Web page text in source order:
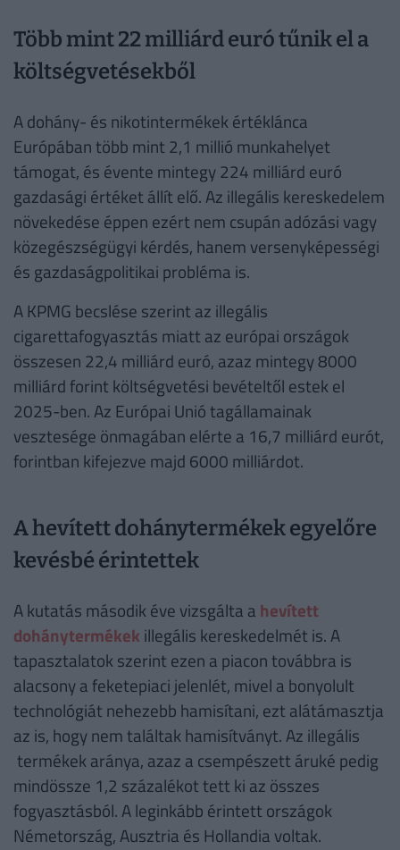
Több mint 22 milliárd euró tűnik el a
költségvetésekből
A dohány- és nikotintermékek értéklánca
Európában több mint 2,1 millió munkahelyet
támogat, és évente mintegy 224 milliárd euró
gazdasági értéket állít elő. Az illegális kereskedelem
növekedése éppen ezért nem csupán adózási vagy
közegészségügyi kérdés, hanem versenyképességi
és gazdaságpolitikai probléma is.
A KPMG becslése szerint az illegális
cigarettafogyasztás miatt az európai országok
összesen 22,4 milliárd euró, azaz mintegy 8000
milliárd forint költségvetési bevételtől estek el
2025-ben. Az Európai Unió tagállamainak
vesztesége önmagában elérte a 16,7 milliárd eurót,
forintban kifejezve majd 6000 milliárdot.
A hevített dohánytermékek egyelőre
kevésbé érintettek
A kutatás második éve vizsgálta a hevített
dohánytermékek illegális kereskedelmét is. A
tapasztalatok szerint ezen a piacon továbbra is
alacsony a feketepiaci jelenlét, mivel a bonyolult
technológiát nehezebb hamisítani, ezt alátámasztja
az is, hogy nem találtak hamisítványt. Az illegális
termékek aránya, azaz a csempészett áruké pedig
mindössze 1,2 százalékot tett ki az összes
fogyasztásból. A leginkább érintett országok
Németország, Ausztria és Hollandia voltak.